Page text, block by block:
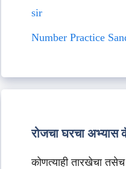
sir
Number Practice
रोजचा घरचा अभ्यास
कोणत्याही तारखेचा